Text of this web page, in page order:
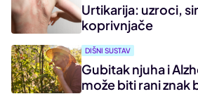
Urtikarija: uzroci,
koprivnjače
DIŠNI SUSTAV
Gubitak njuha i
može biti rani znak